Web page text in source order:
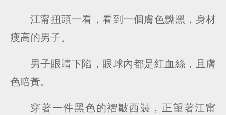
江甯扭頭一看，看到一個膚色黝黑，身材
瘦高的男子。
男子眼睛下陷，眼球內都是紅血絲，且膚
色暗黃。
穿著一件黑色的褶皺西裝，正望著江甯